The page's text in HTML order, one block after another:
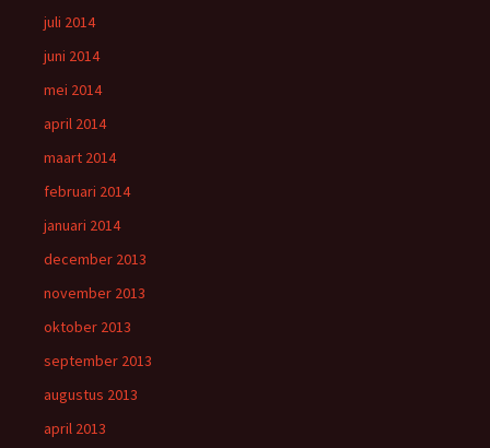
juli 2014
juni 2014
mei 2014
april 2014
maart 2014
februari 2014
januari 2014
december 2013
november 2013
oktober 2013
september 2013
augustus 2013
april 2013